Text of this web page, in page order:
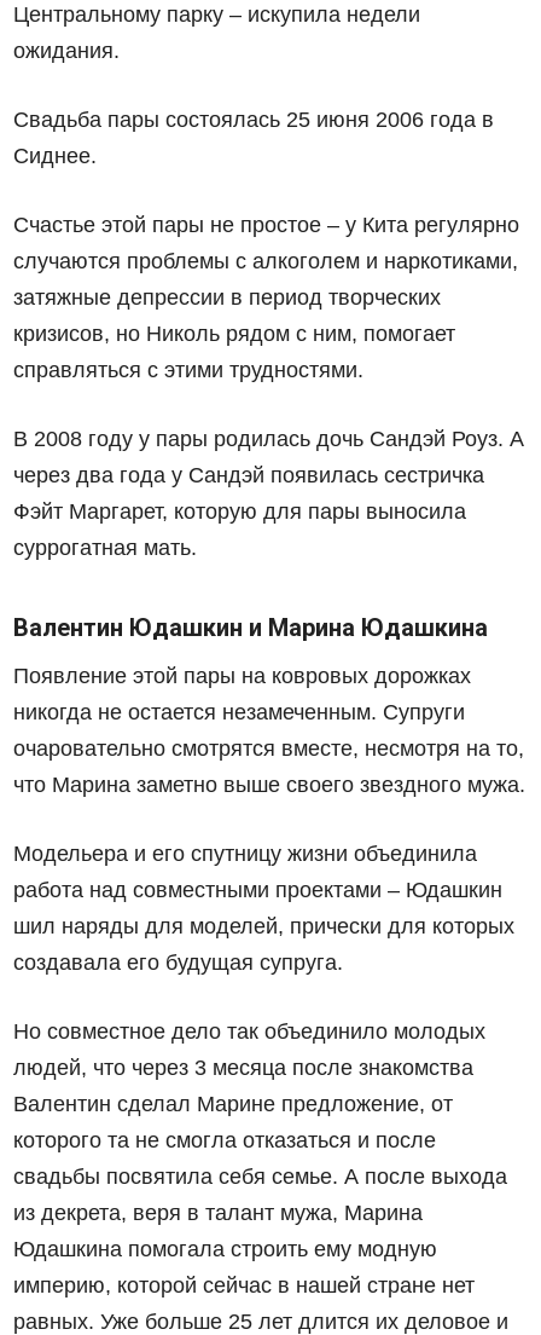
Центральному парку – искупила недели
ожидания.
Свадьба пары состоялась 25 июня 2006 года в
Сиднее.
Счастье этой пары не простое – у Кита регулярно
случаются проблемы с алкоголем и наркотиками,
затяжные депрессии в период творческих
кризисов, но Николь рядом с ним, помогает
справляться с этими трудностями.
В 2008 году у пары родилась дочь Сандэй Роуз. А
через два года у Сандэй появилась сестричка
Фэйт Маргарет, которую для пары выносила
суррогатная мать.
Валентин Юдашкин и Марина Юдашкина
Появление этой пары на ковровых дорожках
никогда не остается незамеченным. Супруги
очаровательно смотрятся вместе, несмотря на то,
что Марина заметно выше своего звездного мужа.
Модельера и его спутницу жизни объединила
работа над совместными проектами – Юдашкин
шил наряды для моделей, прически для которых
создавала его будущая супруга.
Но совместное дело так объединило молодых
людей, что через 3 месяца после знакомства
Валентин сделал Марине предложение, от
которого та не смогла отказаться и после
свадьбы посвятила себя семье. А после выхода
из декрета, веря в талант мужа, Марина
Юдашкина помогала строить ему модную
империю, которой сейчас в нашей стране нет
равных. Уже больше 25 лет длится их деловое и